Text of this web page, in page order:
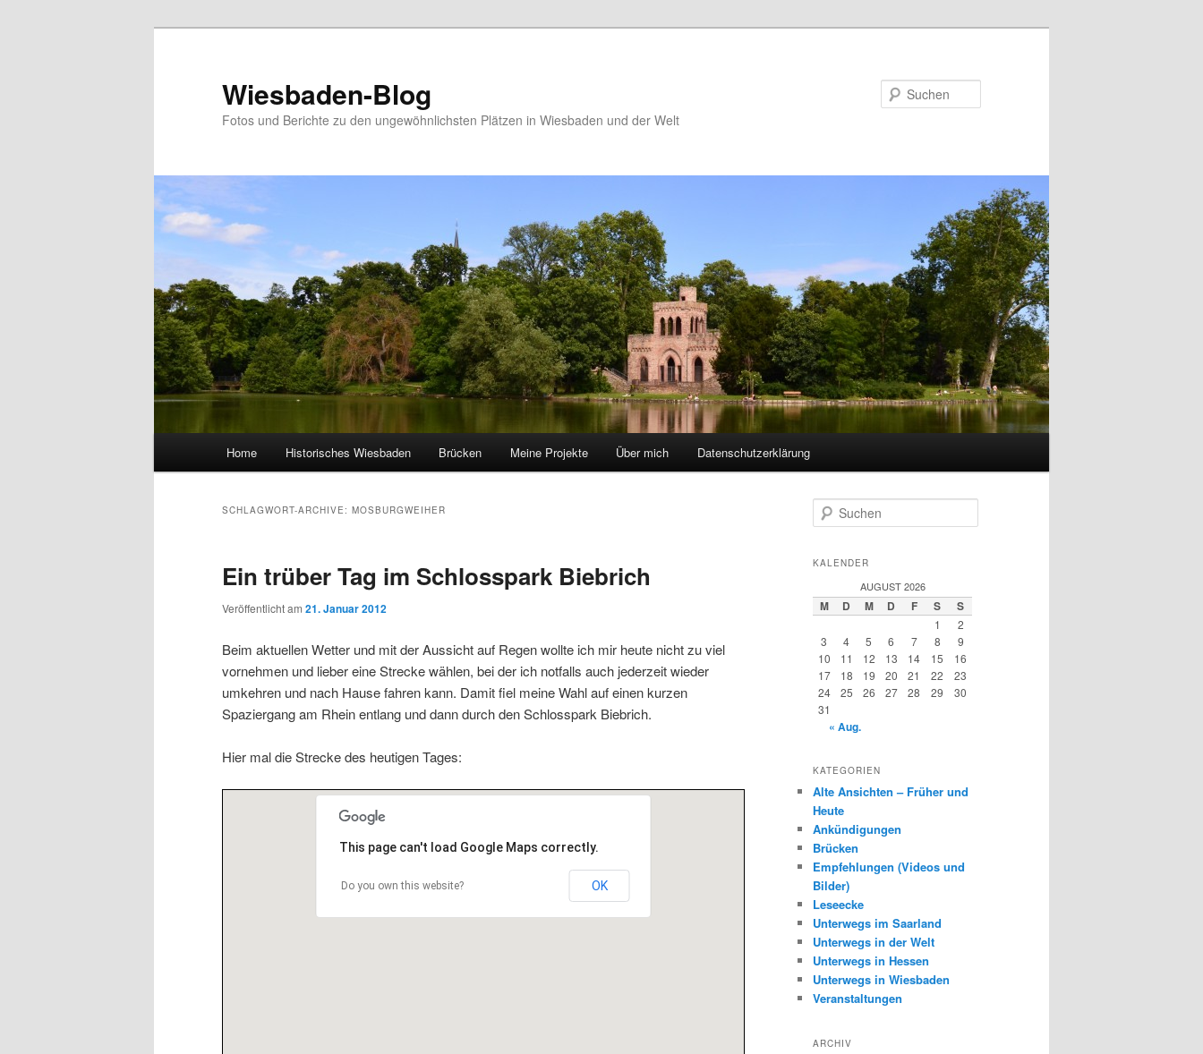
Wiesbaden-Blog
Fotos und Berichte zu den ungewöhnlichsten Plätzen in Wiesbaden und der Welt
Home Historisches Wiesbaden Brücken Meine Projekte Über mich Datenschutzerklärung
SCHLAGWORT-ARCHIVE: MOSBURGWEIHER
Ein trüber Tag im Schlosspark Biebrich
Veröffentlicht am 21. Januar 2012
Beim aktuellen Wetter und mit der Aussicht auf Regen wollte ich mir heute nicht zu viel
vornehmen und lieber eine Strecke wählen, bei der ich notfalls auch jederzeit wieder
umkehren und nach Hause fahren kann. Damit fiel meine Wahl auf einen kurzen
Spaziergang am Rhein entlang und dann durch den Schlosspark Biebrich.
Hier mal die Strecke des heutigen Tages:
This page can't load Google Maps correctly.
Do you own this website? OK
u
h
KALENDER
AUGUST 2026
M D M D F S S
1
2
3
4 5 6 7 8
9
10
11 12 13 14 15
16
17
18 19 20 21 22
23
24
25 26 27 28 29
30
31
« Aug.
KATEGORIEN
Alte Ansichten – Früher und
Heute
Ankündigungen
Brücken
Empfehlungen (Videos und
Bilder)
Leseecke
Unterwegs im Saarland
Unterwegs in der Welt
Unterwegs in Hessen
Unterwegs in Wiesbaden
Veranstaltungen
ARCHIV